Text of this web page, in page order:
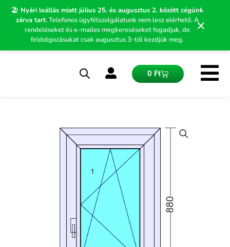
🏖️ Nyári leállás miatt július 25. és augusztus 2. között cégünk
zárva tart.Telefonos ügyfélszolgálatunk nem lesz elérhető. A
rendeléseket és e-mailes megkereséseket fogadjuk, de
feldolgozásukat csak augusztus 3-tól kezdjük meg.
×
Skip
0 FtKosár